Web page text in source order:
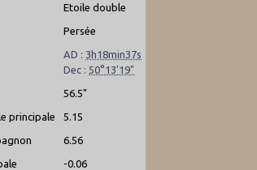
Etoile double
Persée
AD : 3h18min37s
Dec : 50°13'19"
56.5"
principale 5.15
6.56
-0.06